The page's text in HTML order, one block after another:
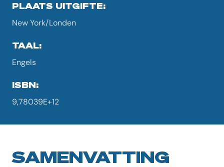
PLAATS UITGIFTE:
New York/Londen
TAAL:
Engels
ISBN:
9,78039E+12
SAMENVATTING